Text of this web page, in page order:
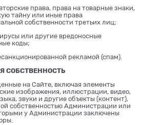
права, права на товарные знаки,
тайну или иные права
собственности третьих лиц;
или другие вредоносные
коды;
рекламой (спам).
СОБСТВЕННОСТЬ
на Сайте, включая элементы
изображения, иллюстрации, видео,
звуки и другие объекты (контент),
собственностью Администрации или
у Администрации заключены